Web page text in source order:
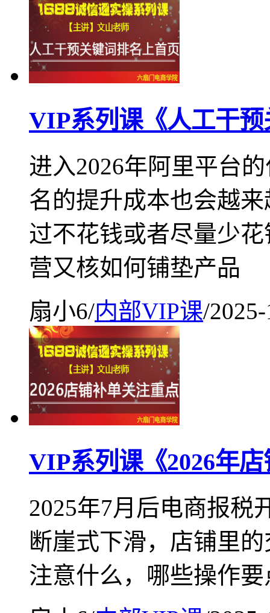
VIP系列课《人工干
进入2026年阿里平台
名的提升成本也会越
过不花钱或者尽量少
营又核如何铺垫产品
扇小6/内部VIP课/
VIP系列课《2026年
2025年7月后电商报税
断崖式下滑，店铺里
注意什么，哪些操作